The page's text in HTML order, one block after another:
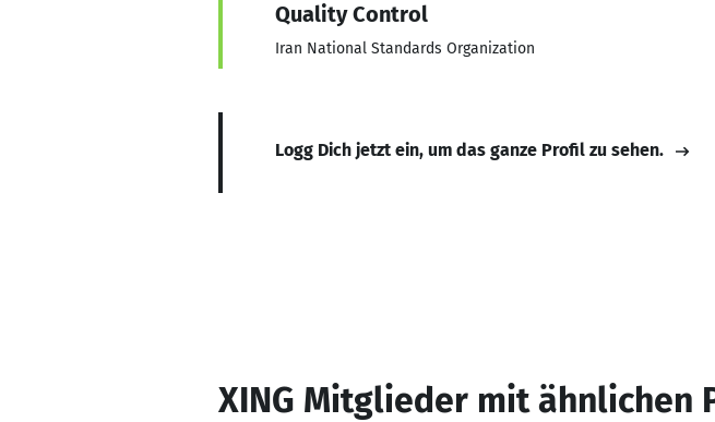
Quality Control
Iran National Standards Organization
Logg Dich jetzt ein, um das ganze Profil zu sehen.
XING Mitglieder mit ähnlichen